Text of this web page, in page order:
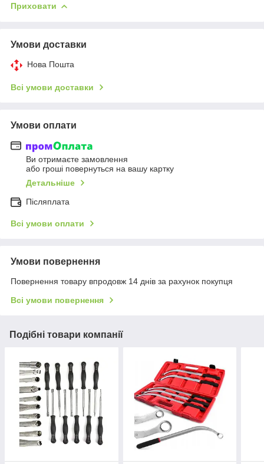
Приховати
Умови доставки
Нова Пошта
Всі умови доставки
Умови оплати
Ви отримаєте замовлення
або гроші повернуться на вашу картку
Детальніше
Післяплата
Всі умови оплати
Умови повернення
Повернення товару впродовж 14 днів за рахунок покупця
Всі умови повернення
Подібні товари компанії